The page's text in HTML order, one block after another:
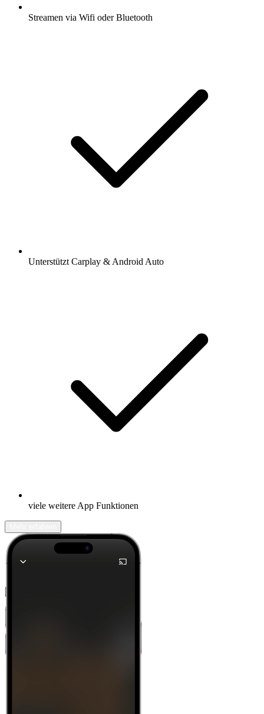
Streamen via Wifi oder Bluetooth
Unterstützt Carplay & Android Auto
viele weitere App Funktionen